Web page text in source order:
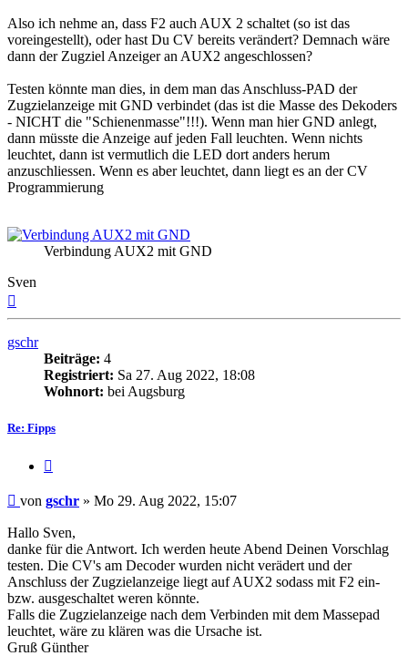
Also ich nehme an, dass F2 auch AUX 2 schaltet (so ist das
voreingestellt), oder hast Du CV bereits verändert? Demnach wäre
dann der Zugziel Anzeiger an AUX2 angeschlossen?
Testen könnte man dies, in dem man das Anschluss-PAD der
Zugzielanzeige mit GND verbindet (das ist die Masse des Dekoders
- NICHT die "Schienenmasse"!!!). Wenn man hier GND anlegt,
dann müsste die Anzeige auf jeden Fall leuchten. Wenn nichts
leuchtet, dann ist vermutlich die LED dort anders herum
anzuschliessen. Wenn es aber leuchtet, dann liegt es an der CV
Programmierung
Verbindung AUX2 mit GND
Sven
gschr
Beiträge: 4
Registriert: Sa 27. Aug 2022, 18:08
Wohnort: bei Augsburg
Re: Fipps
Beitrag
von gschr » Mo 29. Aug 2022, 15:07
Hallo Sven,
danke für die Antwort. Ich werden heute Abend Deinen Vorschlag
testen. Die CV's am Decoder wurden nicht verädert und der
Anschluss der Zugzielanzeige liegt auf AUX2 sodass mit F2 ein-
bzw. ausgeschaltet weren könnte.
Falls die Zugzielanzeige nach dem Verbinden mit dem Massepad
leuchtet, wäre zu klären was die Ursache ist.
Gruß Günther